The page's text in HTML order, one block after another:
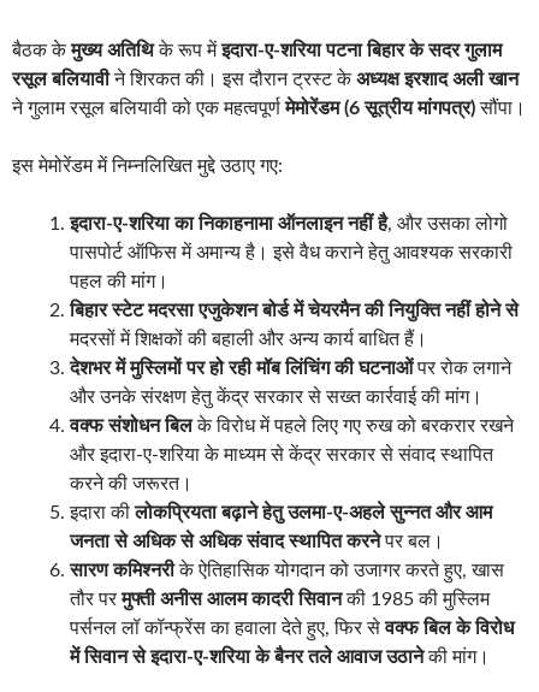
बैठक केमुख्य अतिथिके रूप मेंइदारा-ए-शरिया पटना बिहार के सदर गुलाम
रसूल बलियावीने शिरकत की। इस दौरान ट्रस्ट केअध्यक्ष इरशाद अली खान
ने गुलाम रसूल बलियावी को एक महत्वपूर्णमेमोरेंडम (6 सूत्रीय मांगपत्र)सौंपा।
इस मेमोरेंडम में निम्नलिखित मुद्दे उठाए गए:
इदारा-ए-शरिया का निकाहनामा ऑनलाइन नहीं है, और उसका लोगो
पासपोर्ट ऑफिस में अमान्य है। इसे वैध कराने हेतु आवश्यक सरकारी
पहल की मांग।
बिहार स्टेट मदरसा एजुकेशन बोर्ड में चेयरमैन की नियुक्ति नहीं होने से
मदरसों में शिक्षकों की बहाली और अन्य कार्य बाधित हैं।
देशभर में मुस्लिमों पर हो रही मॉब लिंचिंग की घटनाओंपर रोक लगाने
और उनके संरक्षण हेतु केंद्र सरकार से सख्त कार्रवाई की मांग।
वक्फ संशोधन बिलके विरोध में पहले लिए गए रुख को बरकरार रखने
और इदारा-ए-शरिया के माध्यम से केंद्र सरकार से संवाद स्थापित
करने की जरूरत।
इदारा कीलोकप्रियता बढ़ाने हेतु उलमा-ए-अहले सुन्नत और आम
जनता से अधिक से अधिक संवाद स्थापित करनेपर बल।
सारण कमिश्नरीके ऐतिहासिक योगदान को उजागर करते हुए, खास
तौर परमुफ्ती अनीस आलम कादरी सिवानकी 1985 की मुस्लिम
पर्सनल लॉ कॉन्फ्रेंस का हवाला देते हुए, फिर सेवक्फ बिल के विरोध
में सिवान से इदारा-ए-शरिया के बैनर तले आवाज उठानेकी मांग।